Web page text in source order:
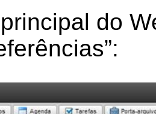
do